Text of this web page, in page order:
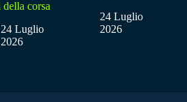
della corsa
24 Luglio
2026
24 Luglio
2026